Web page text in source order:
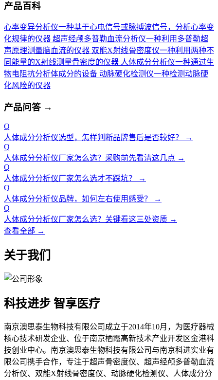
产品百科
心率变异分析仪一种基于心电信号或脉搏波信号，分析心率变
化规律的仪器 超声经颅多普勒血流分析仪一种利用多普勒超
声原理测量脑血流的仪器 双能X射线骨密度仪一种利用两种不
同能量的X射线测量骨密度的仪器 人体成分分析仪一种通过生
物电阻抗分析体成分的设备 动脉硬化检测仪一种检测动脉硬
化风险的仪器
产品问答 →
Q
人体成分分析仪选型，怎样判断品牌售后是否较好？
→
Q
人体成分分析仪厂家怎么选？采购前先看清这几点 →
Q
人体成分分析仪厂家怎么选才不踩坑？
→
Q
人体成分分析仪品牌，如何左右使用感受？
→
Q
人体成分分析仪厂家怎么选？关键看这三处资质 →
查看全部 →
关于我们
科技进步 智享医疗
南京澳思泰生物科技有限公司成立于2014年10月，为医疗器械
核心技术研发企业、位于南京栖霞高新技术产业开发区金港科
技创业中心。南京澳思泰生物科技有限公司与南京科进实业有
限公司携手合作，专注于超声骨密度仪、超声经颅多普勒血流
分析仪、双能X射线骨密度仪、动脉硬化检测仪、人体成分分